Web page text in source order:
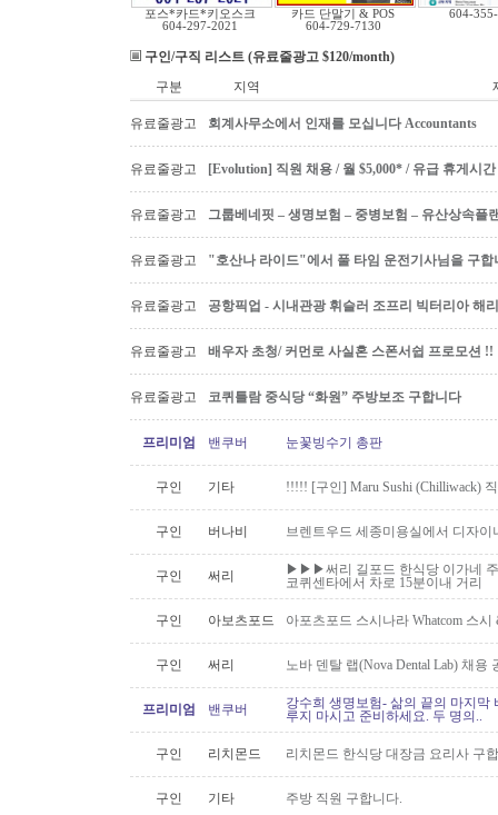
포스*카드*키오스크
604-297-2021
카드 단말기 & POS
604-729-7130
604-
구인/구직 리스트 (유료줄광고 $120/month)
구분
지역
유료줄광고 회계사무소에서 인재를 모십니다 Accountants
유료줄광고 [Evolution] 직원 채용 / 월 $5,000* / 유급 휴게시
유료줄광고 그룹베네핏 – 생명보험 – 중병보험 – 유산상속플
유료줄광고 "호산나 라이드"에서 풀 타임 운전기사님을 구합
유료줄광고 공항픽업 - 시내관광 휘슬러 조프리 빅터리아 해
유료줄광고 배우자 초청/ 커먼로 사실혼 스폰서쉽 프로모션 !!
유료줄광고 코퀴틀람 중식당 “화원” 주방보조 구합니다
프리미엄 밴쿠버 눈꽃빙수기 총판
구인 기타 !!!!! [구인] Maru Sushi (Chilliwack)
구인 버나비 브렌트우드 세종미용실에서 디자이
구인 써리
▶▶▶써리 길포드 한식당 이가네
코퀴센타에서 차로 15분이내 거리
구인 아보츠포드 아포츠포드 스시나라 Whatcom 스
구인 써리 노바 덴탈 랩(Nova Dental Lab) 채용
프리미엄 밴쿠버
강수희 생명보험- 삶의 끝의 마지막
루지 마시고 준비하세요. 두 명의..
구인 리치몬드 리치몬드 한식당 대장금 요리사 구
구인 기타 주방 직원 구합니다.